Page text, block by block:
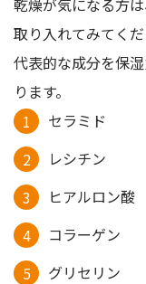
取り入れてみてくだ
代表的な成分を保
ります。
セラミド
レシチン
ヒアルロン酸
コラーゲン
グリセリン